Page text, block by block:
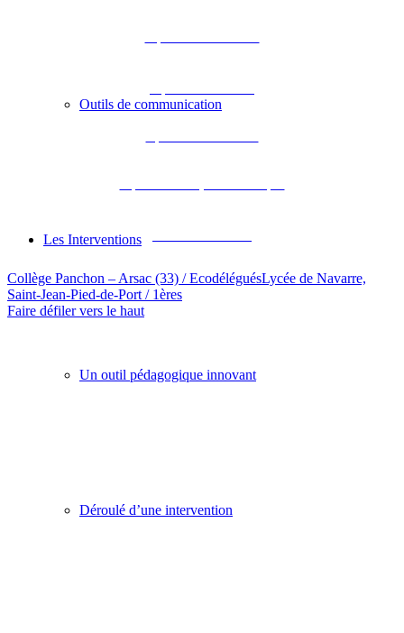
Outils de communication
Les Interventions
Un outil pédagogique innovant
Déroulé d’une intervention
Collège Panchon – Arsac (33) / EcodéléguésLycée de Navarre,
Saint-Jean-Pied-de-Port / 1ères
Faire défiler vers le haut